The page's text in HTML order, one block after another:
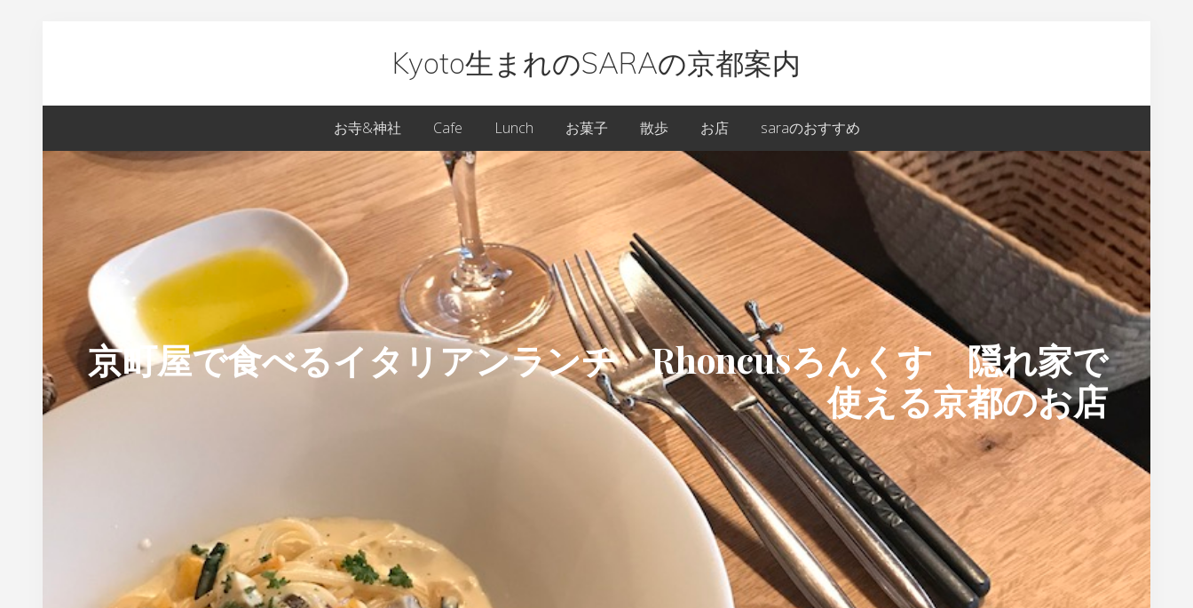
navigation
sidebar
Kyoto生まれのSARAの京都案内
生
ま
れ
の
SARA
の
京
都
案
お寺&神社 Cafe Lunch お菓子 散歩 お店 saraのおすすめ
京町屋で食べるイタリアンランチ Rhoncusろんくす 隠れ家で
使える京都のお店